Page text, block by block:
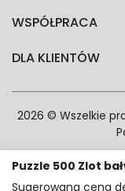
Puzzle 500 Zlot
Sugerowana cena
WSPÓŁPRACA
DLA KLIENTÓW
2026 © Wszelkie